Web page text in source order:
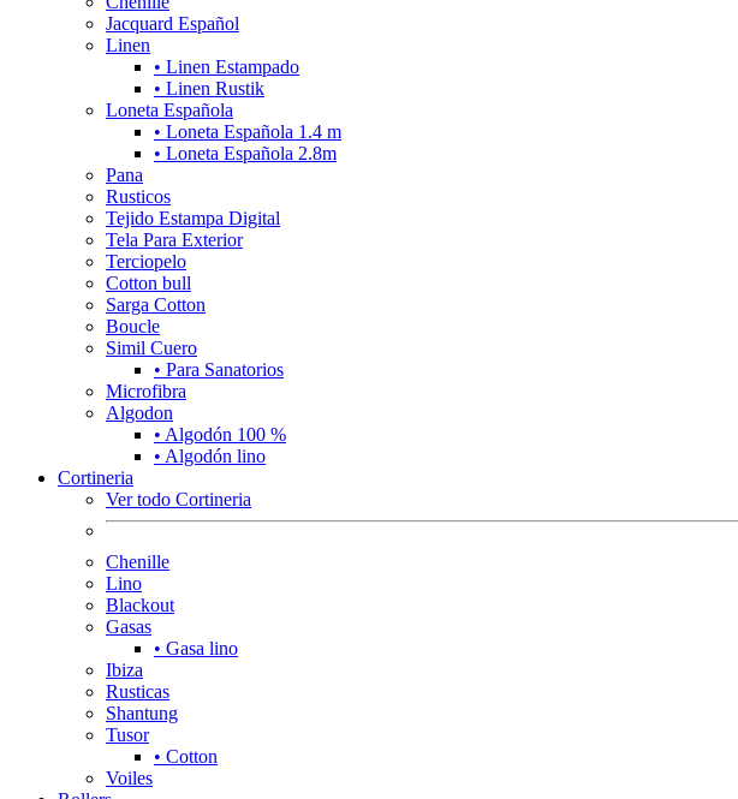
Jacquard Español
Linen
• Linen Estampado
• Linen Rustik
Loneta Española
• Loneta Española 1.4 m
• Loneta Española 2.8m
Pana
Rusticos
Tejido Estampa Digital
Tela Para Exterior
Terciopelo
Cotton bull
Sarga Cotton
Boucle
Simil Cuero
• Para Sanatorios
Microfibra
Algodon
• Algodón 100 %
• Algodón lino
Cortineria
Ver todo Cortineria
Chenille
Lino
Blackout
Gasas
• Gasa lino
Ibiza
Rusticas
Shantung
Tusor
• Cotton
Voiles